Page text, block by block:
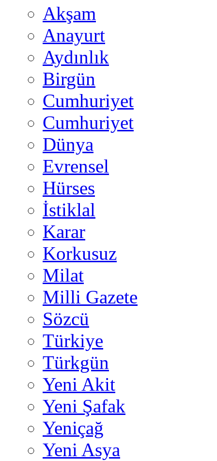
Akşam
Anayurt
Aydınlık
Birgün
Cumhuriyet
Cumhuriyet
Dünya
Evrensel
Hürses
İstiklal
Karar
Korkusuz
Milat
Milli Gazete
Sözcü
Türkiye
Türkgün
Yeni Akit
Yeni Şafak
Yeniçağ
Yeni Asya